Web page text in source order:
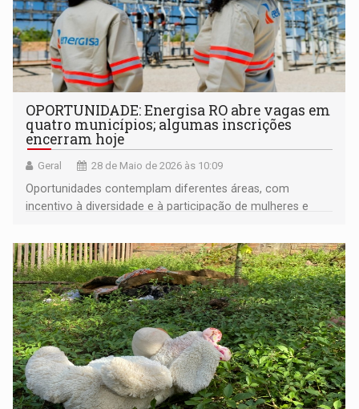
OPORTUNIDADE: Energisa RO abre vagas em
quatro municípios; algumas inscrições
encerram hoje
Geral 28 de Maio de 2026 às 10:09
Oportunidades contemplam diferentes áreas, com
incentivo à diversidade e à participação de mulheres e